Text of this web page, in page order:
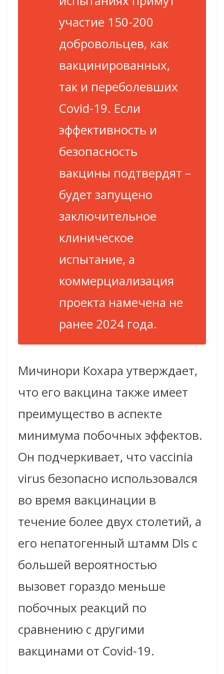
участие 150-200
добровольцев, как
вакцинированных,
так и переболевших
Covid-19. Если
эффективность и
безопасность
вакцины подтвердят –
будет запущено
заключительное
клиническое
испытание, а
коммерциализация
проекта намечена не
ранее 2024 года.
Мичинори Кохара утверждает,
что его вакцина также имеет
преимущество в аспекте
минимума побочных эффектов.
Он подчеркивает, что vaccinia
virus безопасно использовался
во время вакцинации в
течение более двух столетий, а
его непатогенный штамм DIs с
большей вероятностью
вызовет гораздо меньше
побочных реакций по
сравнению с другими
вакцинами от Covid-19.